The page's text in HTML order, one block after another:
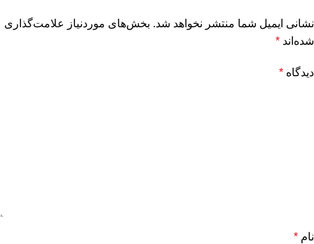
نشانی ایمیل شما منتشر نخواهد شد. بخش‌های موردنیاز علامت‌گذاری
شده‌اند *
دیدگاه *
نام *